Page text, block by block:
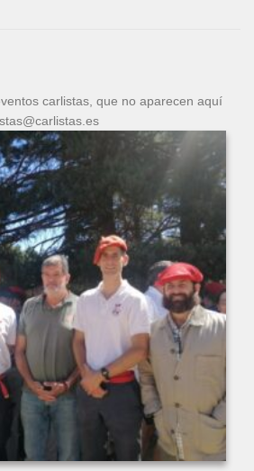
carlistas, que no aparecen aquí